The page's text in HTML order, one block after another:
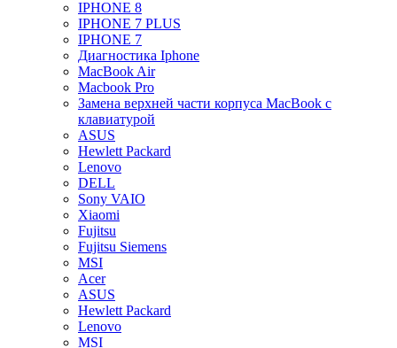
IPHONE 8
IPHONE 7 PLUS
IPHONE 7
Диагностика Iphone
MacBook Air
Macbook Pro
Замена верхней части корпуса MacBook с
клавиатурой
ASUS
Hewlett Packard
Lenovo
DELL
Sony VAIO
Xiaomi
Fujitsu
Fujitsu Siemens
MSI
Acer
ASUS
Hewlett Packard
Lenovo
MSI